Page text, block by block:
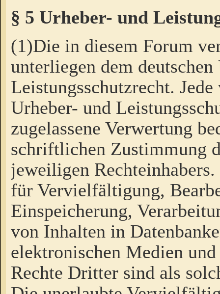
§ 5 Urheber- und
(1)Die in diesem Forum
unterliegen dem
Leistungsschutzrecht.
Urheber- und
zugelassene Verwertung
schriftlichen Zustimmung
jeweiligen
für Vervielfältigung,
Einspeicherung,
von Inhalten in
elektronischen Medien
Rechte Dritter sind als